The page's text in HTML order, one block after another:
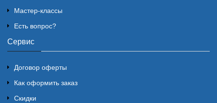
Мастер-классы
Есть вопрос?
Сервис
Договор оферты
Как оформить заказ
Скидки